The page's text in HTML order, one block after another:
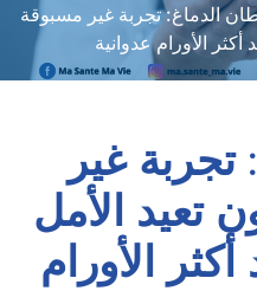
الدماغ: تجربة غير مسبوقة
الأورام عدوانية
غير
تعيد الأمل
الأورام